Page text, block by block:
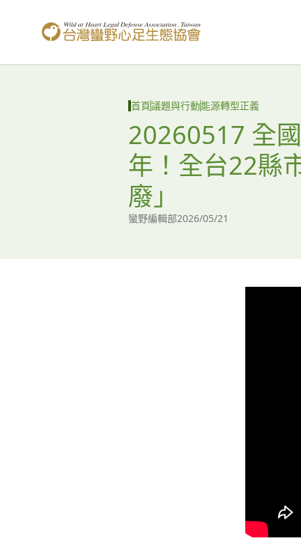
台灣蠻野心足生態協會
首頁議題與行動能源轉型正義
20260517 全
年！全台22縣
廢」
蠻野編輯部2026/05/21